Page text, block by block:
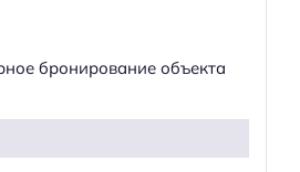
бронирование объекта